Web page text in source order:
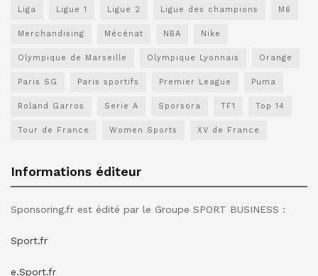
Liga Ligue 1 Ligue 2 Ligue des champions M6
Merchandising Mécénat NBA Nike
Olympique de Marseille Olympique Lyonnais Orange
Paris SG Paris sportifs Premier League Puma
Roland Garros Serie A Sporsora TF1 Top 14
Tour de France Women Sports XV de France
Informations éditeur
Sponsoring.fr est édité par le Groupe SPORT BUSINESS :
Sport.fr
e.Sport.fr